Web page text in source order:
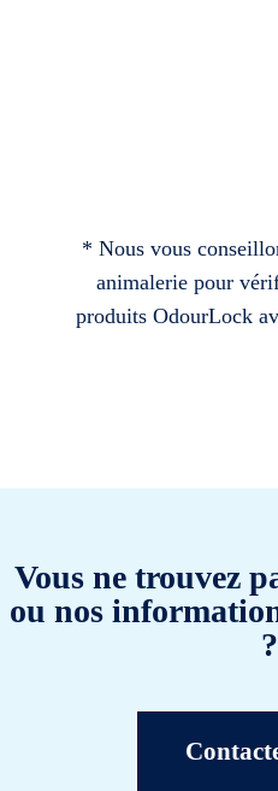
* Nous vous
animalerie pour
produits OdourLock
Vous ne trouvez
ou nos
?